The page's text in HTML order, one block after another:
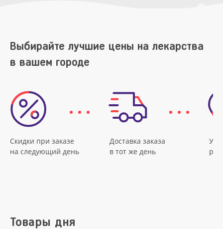
Выбирайте лучшие цены на лекарства
в вашем городе
Скидки при заказе
на следующий день
Доставка заказа
в тот же день
Товары дня